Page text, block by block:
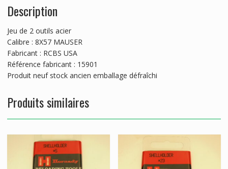
Description
Jeu de 2 outils acier
Calibre : 8X57 MAUSER
Fabricant : RCBS USA
Référence fabricant : 15901
Produit neuf stock ancien emballage défraîchi
Produits similaires